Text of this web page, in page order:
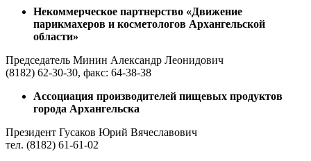
Некоммерческое партнерство «Движение
парикмахеров и косметологов Архангельской
области»
Председатель Минин Александр Леонидович
(8182) 62-30-30, факс: 64-38-38
Ассоциация производителей пищевых продуктов
города Архангельска
Президент Гусаков Юрий Вячеславович
тел. (8182) 61-61-02